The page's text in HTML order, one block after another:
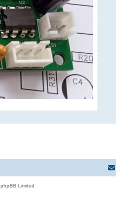
Limited